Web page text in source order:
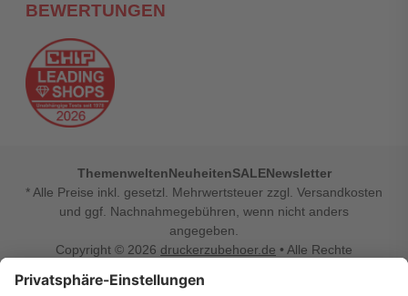
BEWERTUNGEN
ThemenweltenNeuheitenSALENewsletter
* Alle Preise inkl. gesetzl. Mehrwertsteuer zzgl. Versandkosten
und ggf. Nachnahmegebühren, wenn nicht anders
angegeben.
Copyright © 2026 druckerzubehoer.de • Alle Rechte
Vertrag widerrufen